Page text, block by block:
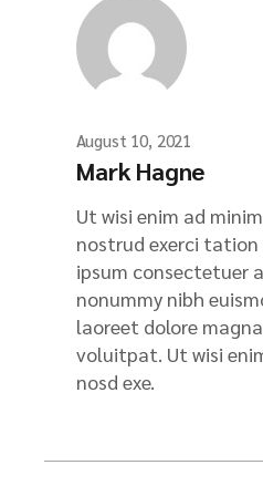
August 10, 2021
Mark Hagne
Ut wisi enim ad
nostrud exerci
ipsum consectetuer
nonummy nibh
laoreet dolore
voluitpat. Ut wisi
nosd exe.